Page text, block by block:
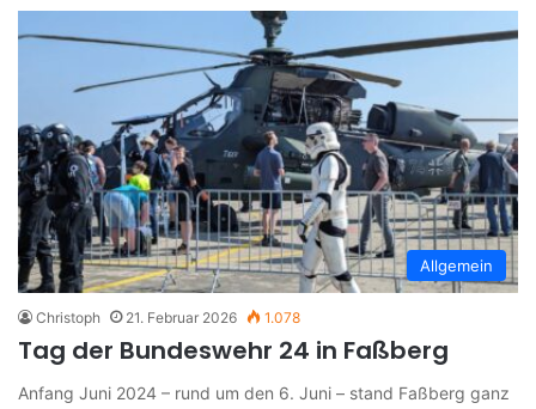
Allgemein
Christoph 21. Februar 2026 1.078
Tag der Bundeswehr 24 in Faßberg
Anfang Juni 2024 – rund um den 6. Juni – stand Faßberg ganz